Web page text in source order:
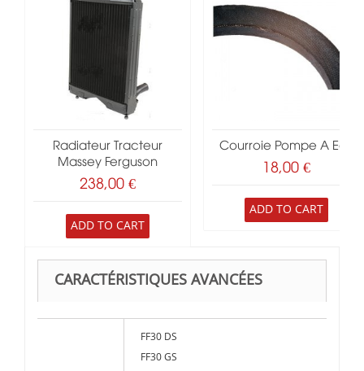
Radiateur Tracteur
Massey Ferguson
238,00 €
ADD TO CART
Courroie Pompe A Eau
18,00 €
ADD TO CART
CARACTÉRISTIQUES AVANCÉES
FF30 DS
FF30 GS